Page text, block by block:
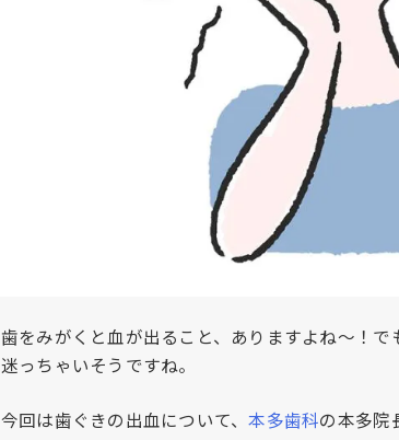
歯をみがくと血が出ること、ありますよね〜！
迷っちゃいそうですね。
今回は歯ぐきの出血について、本多歯科の本多院